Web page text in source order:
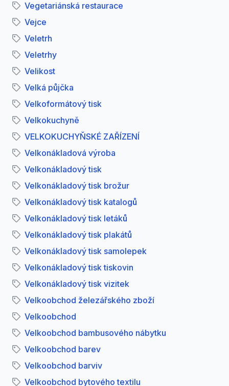
Vegetariánská restaurace
Vejce
Veletrh
Veletrhy
Velikost
Velká půjčka
Velkoformátový tisk
Velkokuchyně
VELKOKUCHYŇSKÉ ZAŘÍZENÍ
Velkonákladová výroba
Velkonákladový tisk
Velkonákladový tisk brožur
Velkonákladový tisk katalogů
Velkonákladový tisk letáků
Velkonákladový tisk plakátů
Velkonákladový tisk samolepek
Velkonákladový tisk tiskovin
Velkonákladový tisk vizitek
Velkoobchod železářského zboží
Velkoobchod
Velkoobchod bambusového nábytku
Velkoobchod barev
Velkoobchod barviv
Velkoobchod bytového textilu